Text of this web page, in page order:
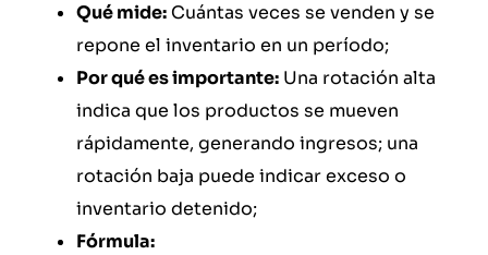
Qué mide: Cuántas veces se venden y se
repone el inventario en un período;
Por qué es importante: Una rotación alta
indica que los productos se mueven
rápidamente, generando ingresos; una
rotación baja puede indicar exceso o
inventario detenido;
Fórmula: